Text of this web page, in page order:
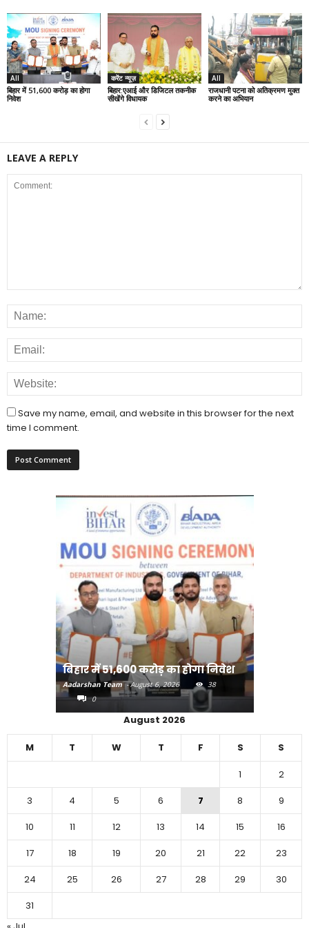
All
बिहार में 51,600 करोड़ का होगा
निवेश
करेंट न्यूज़
बिहार:एआई और डिजिटल तकनीक
सीखेंगे विधायक
All
राजधानी पटना को अतिक्रमण मुक्त
करने का अभियान
LEAVE A REPLY
Save my name, email, and website in this browser for the next
time I comment.
बिहार में 51,600 करोड़ का होगा निवेश
Aadarshan Team - August 6, 2026
38
0
August 2026
M T W T F S S
1
2
3
4 5 6 7 8
9
10
11 12 13 14 15
16
17
18 19 20 21 22
23
24
25 26 27 28 29
30
31